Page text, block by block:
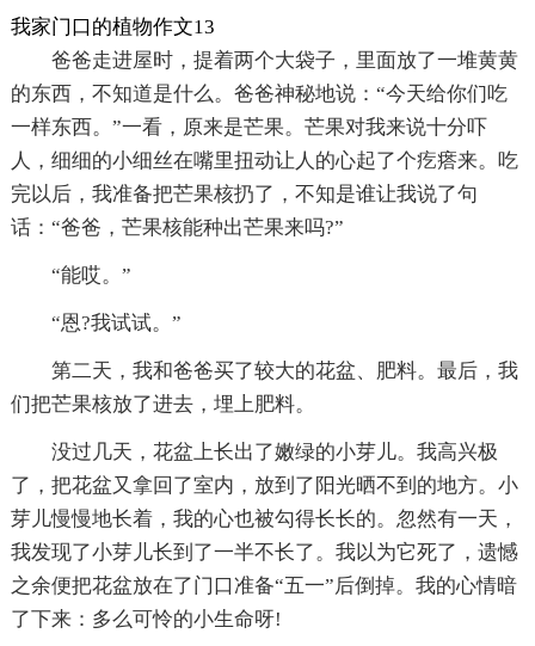
我家门口的植物作文13
爸爸走进屋时，提着两个大袋子，里面放了一堆黄黄
的东西，不知道是什么。爸爸神秘地说：“今天给你们吃
一样东西。”一看，原来是芒果。芒果对我来说十分吓
人，细细的小细丝在嘴里扭动让人的心起了个疙瘩来。吃
完以后，我准备把芒果核扔了，不知是谁让我说了句
话：“爸爸，芒果核能种出芒果来吗?”
“能哎。”
“恩?我试试。”
第二天，我和爸爸买了较大的花盆、肥料。最后，我
们把芒果核放了进去，埋上肥料。
没过几天，花盆上长出了嫩绿的小芽儿。我高兴极
了，把花盆又拿回了室内，放到了阳光晒不到的地方。小
芽儿慢慢地长着，我的心也被勾得长长的。忽然有一天，
我发现了小芽儿长到了一半不长了。我以为它死了，遗憾
之余便把花盆放在了门口准备“五一”后倒掉。我的心情暗
了下来：多么可怜的小生命呀!